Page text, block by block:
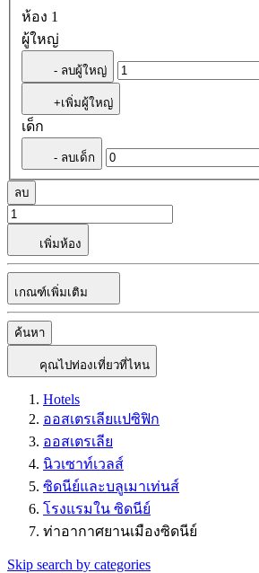
ห้อง 1
ผู้ใหญ่
- ลบผู้ใหญ่
+เพิ่มผู้ใหญ่
เด็ก
- ลบเด็ก
ลบ
เพิ่มห้อง
เกณฑ์เพิ่มเติม
ค้นหา
คุณไปท่องเที่ยวที่ไหน
Hotels
ออสเตรเลียแปซิฟิก
ออสเตรเลีย
นิวเซาท์เวลส์
ซิดนีย์และบลูเมาเท่นส์
โรงแรมใน ซิดนีย์
ท่าอากาศยานเมืองซิดนีย์
Skip search by categories